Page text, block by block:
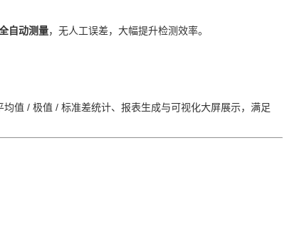
自动测量，无人工误差，大幅提升检测效率。
值 / 极值 / 标准差统计、报表生成与可视化大屏展示，满足